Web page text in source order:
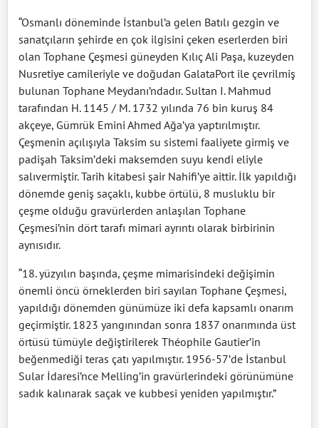
“Osmanlı döneminde İstanbul’a gelen Batılı gezgin ve
sanatçıların şehirde en çok ilgisini çeken eserlerden biri
olan Tophane Çeşmesi güneyden Kılıç Ali Paşa, kuzeyden
Nusretiye camileriyle ve doğudan GalataPort ile çevrilmiş
bulunan Tophane Meydanı’ndadır. Sultan I. Mahmud
tarafından H. 1145 / M. 1732 yılında 76 bin kuruş 84
akçeye, Gümrük Emini Ahmed Ağa’ya yaptırılmıştır.
Çeşmenin açılışıyla Taksim su sistemi faaliyete girmiş ve
padişah Taksim’deki maksemden suyu kendi eliyle
salıvermiştir. Tarih kitabesi şair Nahifi’ye aittir. İlk yapıldığı
dönemde geniş saçaklı, kubbe örtülü, 8 musluklu bir
çeşme olduğu gravürlerden anlaşılan Tophane
Çeşmesi’nin dört tarafı mimari ayrıntı olarak birbirinin
aynısıdır.
“18. yüzyılın başında, çeşme mimarisindeki değişimin
önemli öncü örneklerden biri sayılan Tophane Çeşmesi,
yapıldığı dönemden günümüze iki defa kapsamlı onarım
geçirmiştir. 1823 yangınından sonra 1837 onarımında üst
örtüsü tümüyle değiştirilerek Théophile Gautier’in
beğenmediği teras çatı yapılmıştır. 1956-57’de İstanbul
Sular İdaresi’nce Melling’in gravürlerindeki görünümüne
sadık kalınarak saçak ve kubbesi yeniden yapılmıştır.”